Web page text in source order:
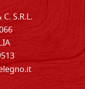
S.R.L.